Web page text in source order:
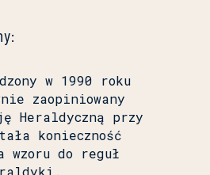
w 1990 roku
zaopiniowany
Heraldyczną przy
konieczność
wzoru do reguł